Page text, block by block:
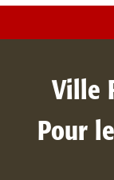
Ville
Pour